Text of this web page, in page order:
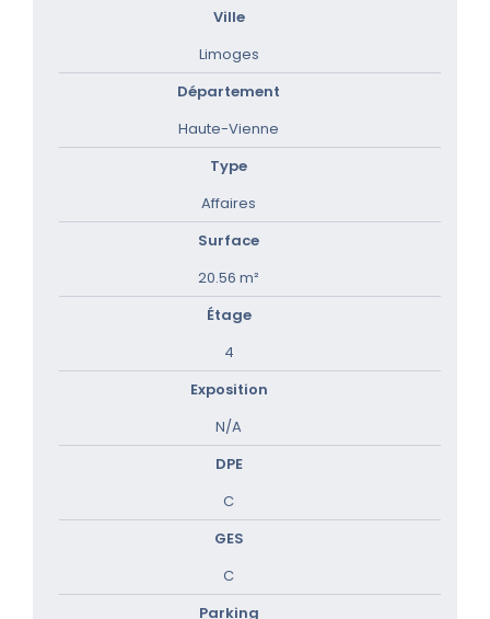
Ville
Limoges
Département
Haute-Vienne
Type
Affaires
Surface
20.56 m²
Étage
4
Exposition
N/A
DPE
C
GES
C
Parking